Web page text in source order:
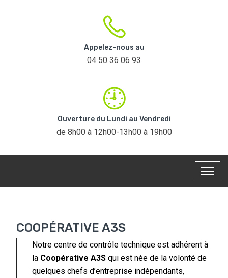
Appelez-nous au
04 50 36 06 93
Ouverture du Lundi au Vendredi
de 8h00 à 12h00-13h00 à 19h00
COOPÉRATIVE A3S
Notre centre de contrôle technique est adhérent à
la Coopérative A3S qui est née de la volonté de
quelques chefs d’entreprise indépendants,